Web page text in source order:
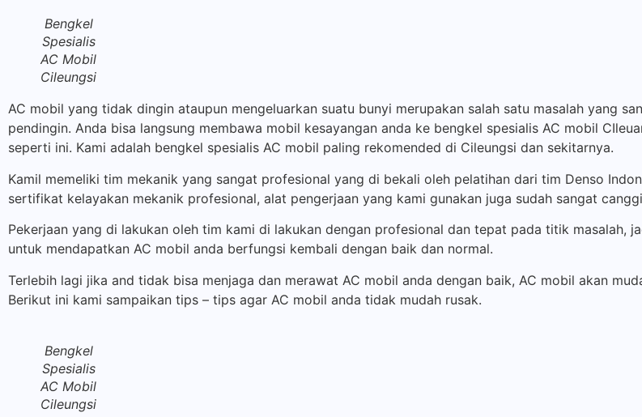
Bengkel
Spesialis
AC Mobil
Cileungsi
AC mobil yang tidak dingin ataupun mengeluarkan suatu bunyi merupakan salah satu masalah yang
pendingin. Anda bisa langsung membawa mobil kesayangan anda ke bengkel spesialis AC mobil
seperti ini. Kami adalah bengkel spesialis AC mobil paling rekomended di Cileungsi dan sekitarnya.
Kamil memeliki tim mekanik yang sangat profesional yang di bekali oleh pelatihan dari tim Denso
sertifikat kelayakan mekanik profesional, alat pengerjaan yang kami gunakan juga sudah sangat
Pekerjaan yang di lakukan oleh tim kami di lakukan dengan profesional dan tepat pada titik masalah,
untuk mendapatkan AC mobil anda berfungsi kembali dengan baik dan normal.
Terlebih lagi jika and tidak bisa menjaga dan merawat AC mobil anda dengan baik, AC mobil akan
Berikut ini kami sampaikan tips – tips agar AC mobil anda tidak mudah rusak.
Bengkel
Spesialis
AC Mobil
Cileungsi